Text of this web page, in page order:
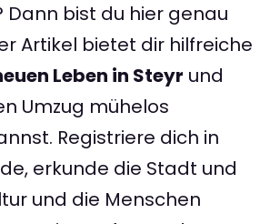
Dann bist du hier genau
Artikel bietet dir hilfreiche
Leben in Steyr und
Umzug mühelos
Registriere dich in
erkunde die Stadt und
und die Menschen